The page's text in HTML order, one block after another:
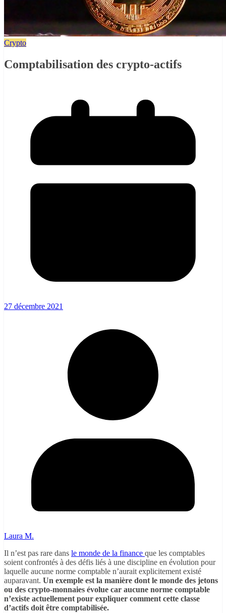
Crypto
Comptabilisation des crypto-actifs
27 décembre 2021
Laura M.
Il n’est pas rare dans le monde de la finance que les comptables
soient confrontés à des défis liés à une discipline en évolution pour
laquelle aucune norme comptable n’aurait explicitement existé
auparavant. Un exemple est la manière dont le monde des jetons
ou des crypto-monnaies évolue car aucune norme comptable
n’existe actuellement pour expliquer comment cette classe
d’actifs doit être comptabilisée.